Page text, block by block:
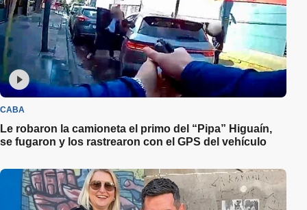
CABA
Le robaron la camioneta el primo del “Pipa” Higuaín,
se fugaron y los rastrearon con el GPS del vehículo